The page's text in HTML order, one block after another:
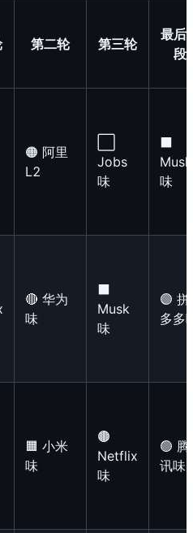
第二轮 第三轮
最后
段
🟠 阿里
L2
Jobs
味
⬛
Musk
味
🔴 华为
味
⬛
Musk
味
🟣 拼
多多
🟧 小米
味
🟤
Netflix
味
🟢 腾
讯味